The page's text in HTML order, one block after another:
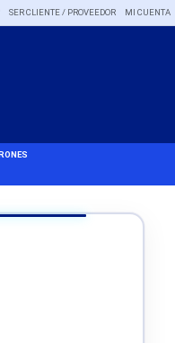
SER CLIENTE / PROVEEDOR MI CUENTA